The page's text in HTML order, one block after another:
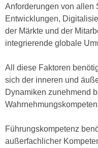
Anforderungen von allen
Entwicklungen,
der Märkte und der
integrierende globale
All diese Faktoren
sich der inneren und
Dynamiken zunehmend
Führungskompetenz
außerfachlicher